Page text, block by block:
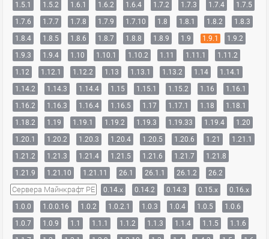
1.5.1
1.5.2 1.6.1 1.6.2 1.6.4 1.7.2 1.7.3 1.7.4
1.7.5
1.7.6
1.7.7 1.7.8 1.7.9 1.7.10 1.8 1.8.1 1.8.2
1.8.3
1.8.4
1.8.5 1.8.6 1.8.7 1.8.8 1.8.9 1.9 1.9.1
1.9.2
1.9.3
1.9.4 1.10 1.10.1 1.10.2 1.11 1.11.1
1.11.2
1.12
1.12.1 1.12.2 1.13 1.13.1 1.13.2 1.14
1.14.1
1.14.2
1.14.3 1.14.4 1.15 1.15.1 1.15.2 1.16
1.16.1
1.16.2
1.16.3 1.16.4 1.16.5 1.17 1.17.1 1.18
1.18.1
1.18.2
1.19 1.19.1 1.19.2 1.19.3 1.19.33 1.19.4
1.20
1.20.1
1.20.2 1.20.3 1.20.4 1.20.5 1.20.6 1.21
1.21.1
1.21.2
1.21.3 1.21.4 1.21.5 1.21.6 1.21.7
1.21.8
1.21.9
1.21.10 1.21.11 26.1 26.1.1 26.1.2 26.2
Сервера Майнкрафт PE 0.14.x 0.14.2 0.14.3 0.15.x
0.16.x
1.0.0
1.0.0.16 1.0.2 1.0.2.1 1.0.3 1.0.4 1.0.5
1.0.6
1.0.7
1.0.9 1.1 1.1.1 1.1.2 1.1.3 1.1.4 1.1.5
1.1.6